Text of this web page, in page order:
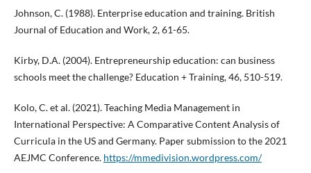
Johnson, C. (1988). Enterprise education and training. British
Journal of Education and Work, 2, 61-65.
Kirby, D.A. (2004). Entrepreneurship education: can business
schools meet the challenge? Education + Training, 46, 510-519.
Kolo, C. et al. (2021). Teaching Media Management in
International Perspective: A Comparative Content Analysis of
Curricula in the US and Germany. Paper submission to the 2021
AEJMC Conference. https://mmedivision.wordpress.com/